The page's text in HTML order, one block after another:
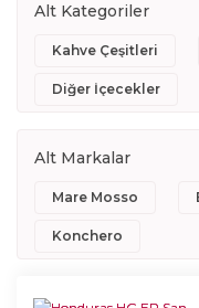
Alt Kategoriler
Kahve Çeşitleri
Diğer İçecekler
Alt Markalar
Mare Mosso
Konchero